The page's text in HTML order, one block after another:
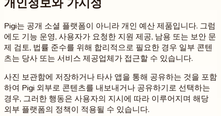
Pigi는 공개 소셜 플랫폼이 아니라 개인 예산 제품입니다. 그럼
에도 기능 운영, 사용자가 요청한 지원 제공, 남용 또는 보안 문
제 검토, 법률 준수를 위해 합리적으로 필요한 경우 일부 콘텐
츠는 당사 또는 서비스 제공업체가 접근할 수 있습니다.
사진 보관함에 저장하거나 타사 앱을 통해 공유하는 것을 포함
하여 Pigi 외부로 콘텐츠를 내보내거나 공유하기로 선택하는
경우, 그러한 행동은 사용자의 지시에 따라 이루어지며 해당
외부 플랫폼의 정책이 적용될 수 있습니다.